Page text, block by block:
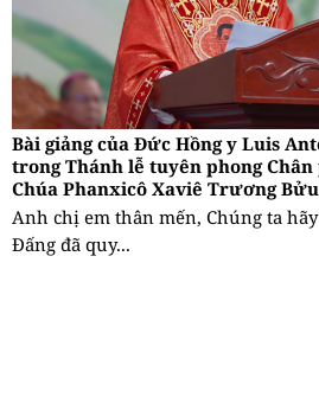
Bài giảng của Đức Hồng y Luis
trong Thánh lễ tuyên phong
Chúa Phanxicô Xaviê Trương
Anh chị em thân mến, Chúng ta
Đấng đã quy...